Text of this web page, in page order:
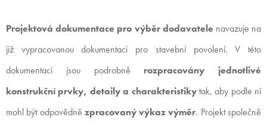
Projektová dokumentace pro výběr dodavatelenavazuje na
již vypracovanou dokumentaci pro stavební povolení. V této
dokumentaci jsou podrobně rozpracovány jednotlivé
konstrukční prvky, detaily a charakteristikytak, aby podle ní
mohl být odpovědně zpracovaný výkaz výměr. Projekt společně